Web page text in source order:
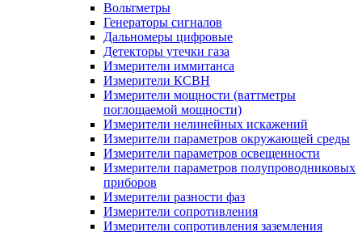
Вольтметры
Генераторы сигналов
Дальномеры цифровые
Детекторы утечки газа
Измерители иммитанса
Измерители КСВН
Измерители мощности (ваттметры
поглощаемой мощности)
Измерители нелинейных искажений
Измерители параметров окружающей среды
Измерители параметров освещенности
Измерители параметров полупроводниковых
приборов
Измерители разности фаз
Измерители сопротивления
Измерители сопротивления заземления